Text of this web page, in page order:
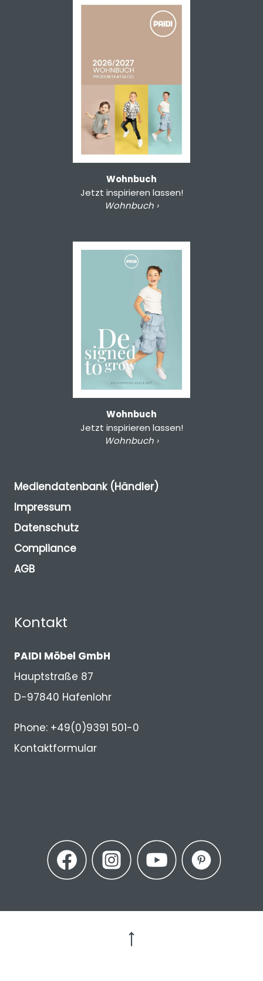
Wohnbuch
Jetzt inspirieren lassen!
Wohnbuch ›
Wohnbuch
Jetzt inspirieren lassen!
Wohnbuch ›
Mediendatenbank (Händler)
Impressum
Datenschutz
Compliance
AGB
Kontakt
PAIDI Möbel GmbH
Hauptstraße 87
D-97840 Hafenlohr
Phone: +49(0)9391 501-0
Kontaktformular